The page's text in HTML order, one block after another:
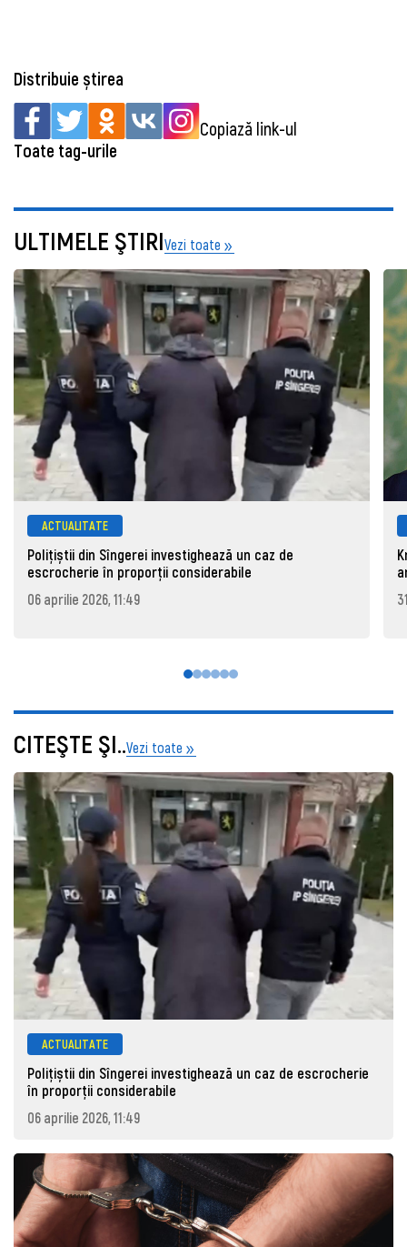
Distribuie știrea
Copiază link-ul
Toate tag-urile
ULTIMELE ŞTIRIVezi toate
ACTUALITATE
Polițiștii din Sîngerei investighează un caz de
escrocherie în proporții considerabile
06 aprilie 2026, 11:49
CITEŞTE ŞI..Vezi toate
ACTUALITATE
Polițiștii din Sîngerei investighează un caz de escrocherie
în proporții considerabile
06 aprilie 2026, 11:49